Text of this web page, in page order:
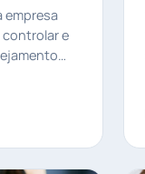
empresa
e